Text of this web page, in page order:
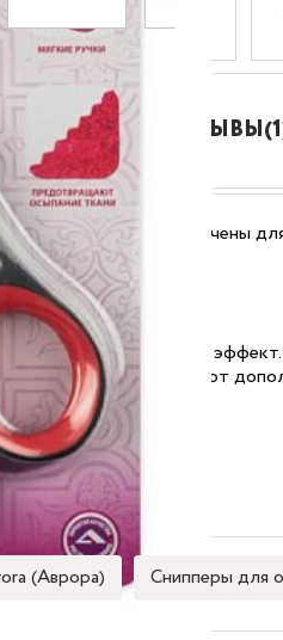
AU 489А предназначены
создают декоративный эффект.
вставками обеспечивают
(Аврора) Снипперы для